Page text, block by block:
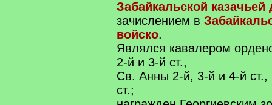
Забайкальской казачьей
зачислением в
войско.
Являлся кавалером
2-й и 3-й ст.,
Св. Анны 2-й, 3-й и 4-й
ст.;